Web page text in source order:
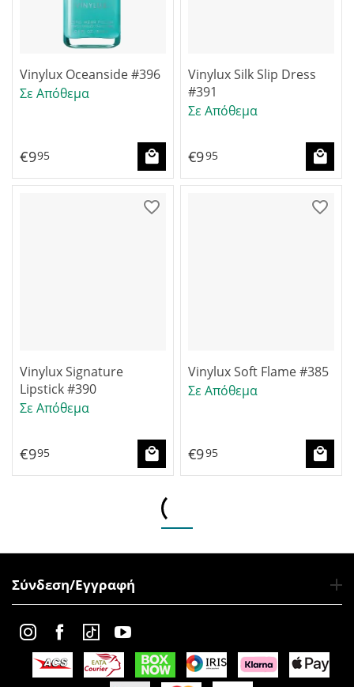
Vinylux Oceanside #396
Σε Απόθεμα
€995
Vinylux Silk Slip Dress
#391
Σε Απόθεμα
€995
Vinylux Signature
Lipstick #390
Σε Απόθεμα
€995
Vinylux Soft Flame #385
Σε Απόθεμα
€995
Σύνδεση/Εγγραφή